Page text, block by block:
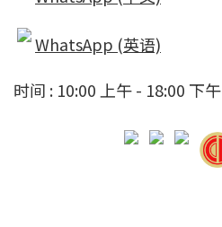
WhatsApp (英语)
时间 : 10:00 上午 - 18:00 下午